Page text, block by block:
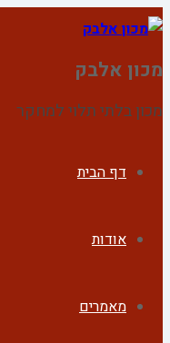
מכון אלבק
מכון בלתי תלוי למחקר
דף הבית
אודות
מאמרים